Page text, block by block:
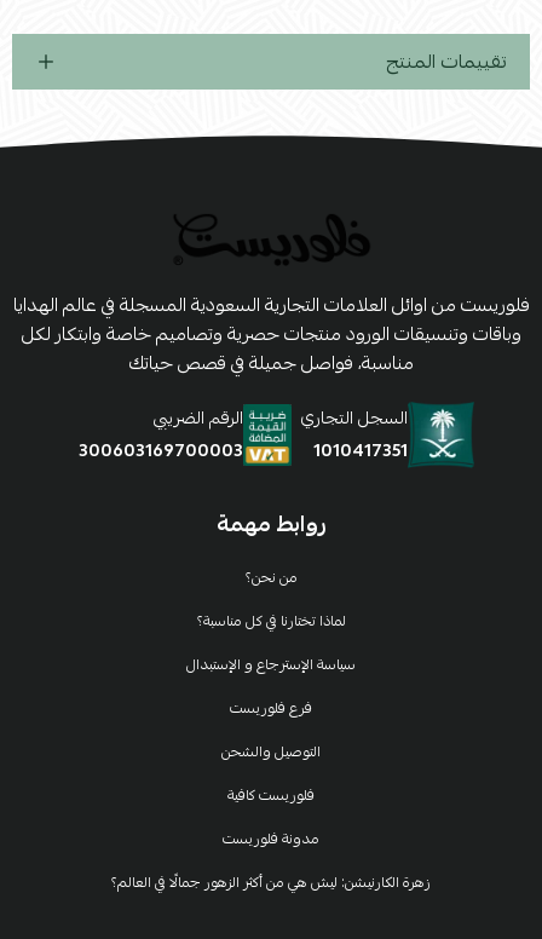
تقييمات المنتج
روابط مهمة
من نحن؟
لماذا تختارنا في كل مناسبة؟
سياسة الإسترجاع و الإستبدال
فرع فلوريست
التوصيل والشحن
فلوريست كافية
مدونة فلوريست
زهرة الكارنيشن: ليش هي من أكثر الزهور جمالًا في العالم؟
فلوريست من اوائل العلامات التجارية السعودية المسجلة في عالم الهدايا
وباقات وتنسيقات الورود منتجات حصرية وتصاميم خاصة وابتكار لكل
مناسبة، فواصل جميلة في قصص حياتك
السجل التجاري
1010417351
الرقم الضريبي
300603169700003